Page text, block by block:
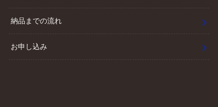
納品までの流れ
お申し込み